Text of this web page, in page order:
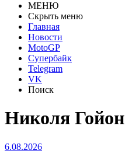
МЕНЮ
Скрыть меню
Главная
Новости
MotoGP
Супербайк
Telegram
VK
Поиск
Николя Гойон
6.08.2026